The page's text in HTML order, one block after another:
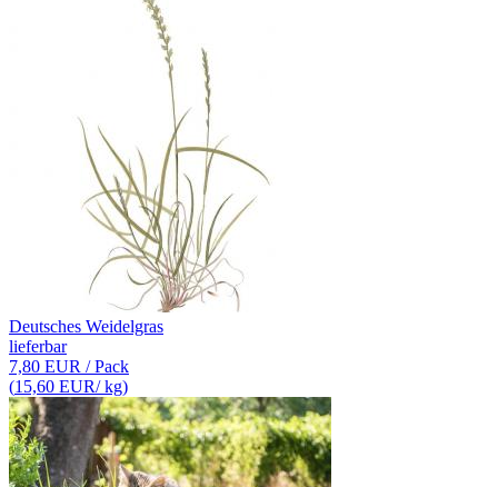
Deutsches Weidelgras
lieferbar
7,80 EUR / Pack
(15,60 EUR/ kg)